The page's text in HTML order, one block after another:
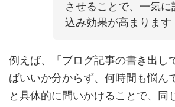
させることで、一気に
込み効果が高まります
例えば、「ブログ記事の書き出し
ばいいか分からず、何時間も悩ん
と具体的に問いかけることで、同